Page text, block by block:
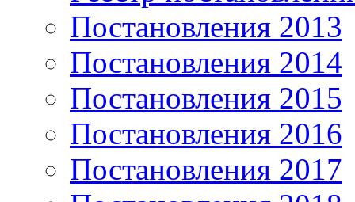
Постановления 2013
Постановления 2014
Постановления 2015
Постановления 2016
Постановления 2017